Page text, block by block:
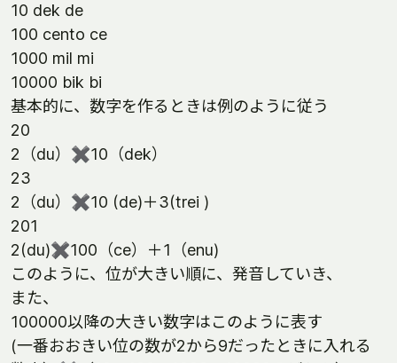
10 dek de
100 cento ce
1000 mil mi
10000 bik bi
基本的に、数字を作るときは例のように従う
20
2（du）✖️10（dek）
23
2（du）✖️10 (de)＋3(trei )
201
2(du)✖️100（ce）＋1（enu)
このように、位が大きい順に、発音していき、
また、
100000以降の大きい数字はこのように表す
(一番おおきい位の数が2から9だったときに入れる